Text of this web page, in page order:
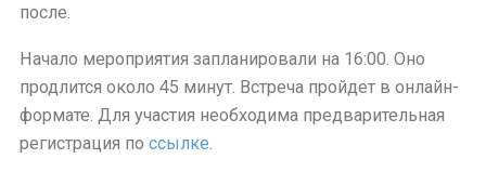
после.
Начало мероприятия запланировали на 16:00. Оно
продлится около 45 минут. Встреча пройдет в онлайн-
формате. Для участия необходима предварительная
регистрация по ссылке